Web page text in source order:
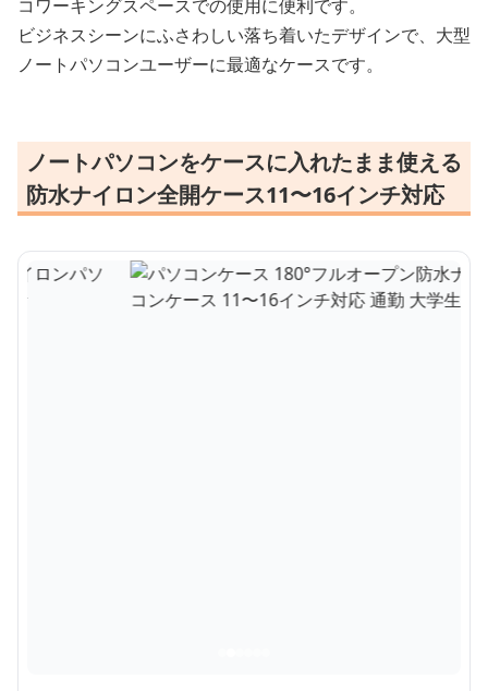
コワーキングスペースでの使用に便利です。
ビジネスシーンにふさわしい落ち着いたデザインで、大型
ノートパソコンユーザーに最適なケースです。
ノートパソコンをケースに入れたまま使える
防水ナイロン全開ケース11〜16インチ対応